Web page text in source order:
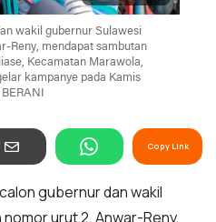
wakil gubernur Sulawesi
Reny, mendapat sambutan
Kecamatan Marawola,
kampanye pada Kamis
Copy Link
gubernur dan wakil
urut 2, Anwar-Reny,